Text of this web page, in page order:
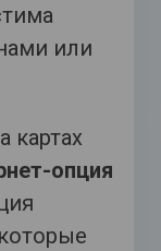
или
картах
опция